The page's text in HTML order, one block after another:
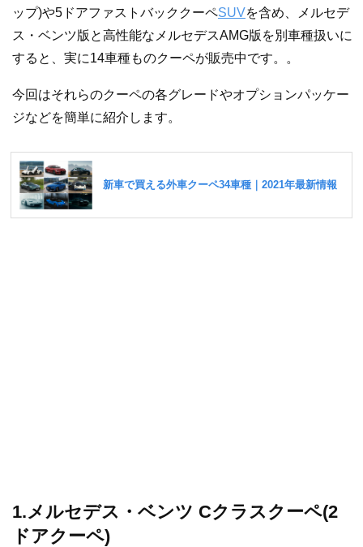
ップ)や5ドアファストバッククーペSUVを含め、メルセデ
ス・ベンツ版と高性能なメルセデスAMG版を別車種扱いに
すると、実に14車種ものクーペが販売中です。。
今回はそれらのクーペの各グレードやオプションパッケー
ジなどを簡単に紹介します。
1.メルセデス・ベンツ Cクラスクーペ(2
ドアクーペ)